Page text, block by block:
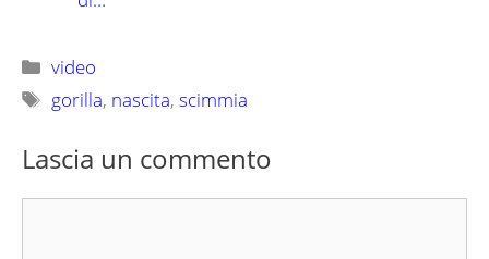
Categorie
video
Tag
gorilla, nascita,scimmia
Lascia un commento